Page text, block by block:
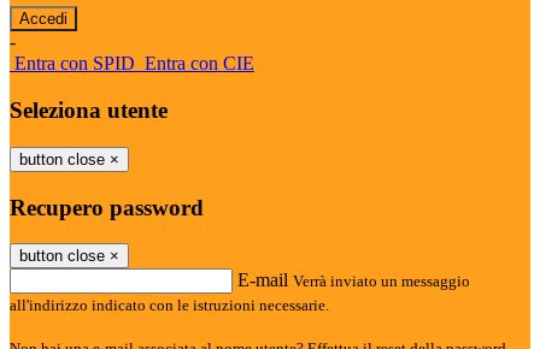
-
Entra con SPID Entra con CIE
Seleziona utente
button close ×
Recupero password
button close ×
E-mail Verrà inviato un messaggio
all'indirizzo indicato con le istruzioni necessarie.